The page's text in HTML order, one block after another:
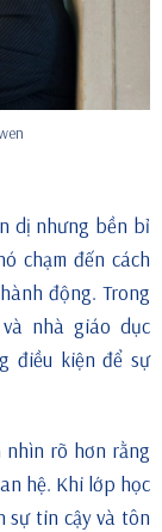
dị nhưng bền bỉ
chạm đến cách
động. Trong
nhà giáo dục
điều kiện để sự
nhìn rõ hơn rằng
hệ. Khi lớp học
sự tin cậy và tôn